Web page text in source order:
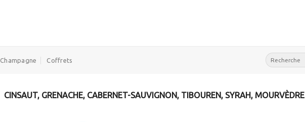
Champagne Coffrets
Recherche
pour :
CINSAUT, GRENACHE, CABERNET-SAUVIGNON, TIBOUREN, SYRAH, MOURVÈDRE